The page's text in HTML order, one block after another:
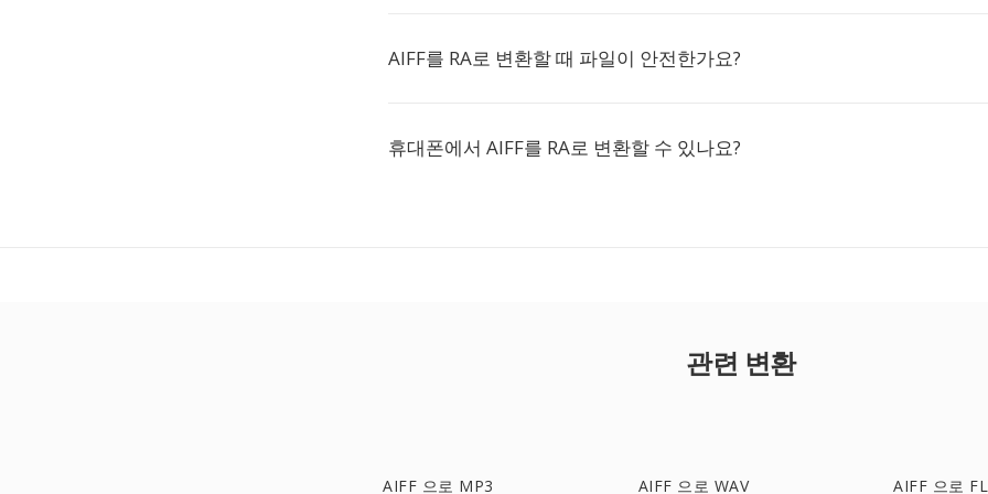
AIFF를 RA로 변환할 때 파일이 안전한가요?
휴대폰에서 AIFF를 RA로 변환할 수 있나요?
관련 변환
AIFF 으로 MP3 AIFF 으로 WAV AIFF 으로